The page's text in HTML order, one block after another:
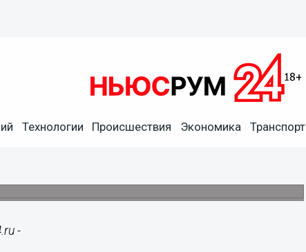
Технологии Происшествия Экономика Транспорт
завершены на 92%
-